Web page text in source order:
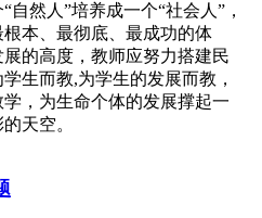
然人”培养成一个“社会人”，
本、最彻底、最成功的体
的高度，教师应努力搭建民
生而教,为学生的发展而教，
，为生命个体的发展撑起一
天空。